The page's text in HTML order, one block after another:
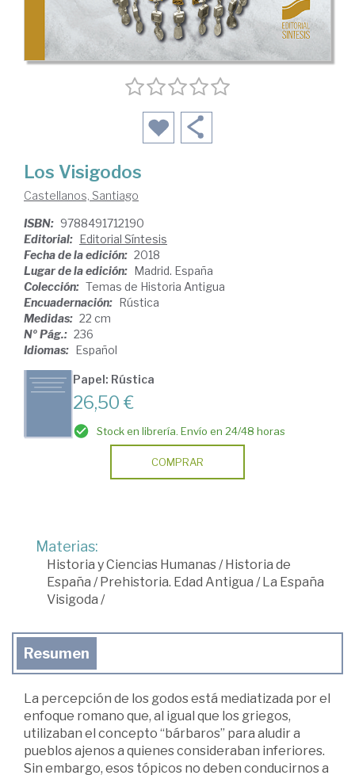
Los Visigodos
Castellanos, Santiago
ISBN: 9788491712190
Editorial: Editorial Síntesis
Fecha de la edición: 2018
Lugar de la edición: Madrid. España
Colección: Temas de Historia Antigua
Encuadernación: Rústica
Medidas: 22 cm
Nº Pág.: 236
Idiomas: Español
Papel: Rústica
26,50 €
Stock en librería. Envío en 24/48 horas
COMPRAR
Materias:
Historia y Ciencias Humanas /Historia de
España /Prehistoria. Edad Antigua /La España
Visigoda /
Resumen
La percepción de los godos está mediatizada por el
enfoque romano que, al igual que los griegos,
utilizaban el concepto “bárbaros” para aludir a
pueblos ajenos a quienes consideraban inferiores.
Sin embargo, esos tópicos no deben conducirnos a